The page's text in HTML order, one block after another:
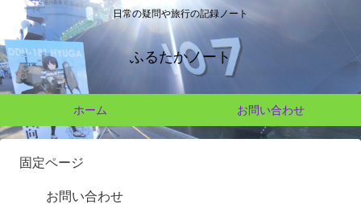
日常の疑問や旅行の記録ノート
ふるたかノート
ホーム お問い合わせ
固定ページ
お問い合わせ